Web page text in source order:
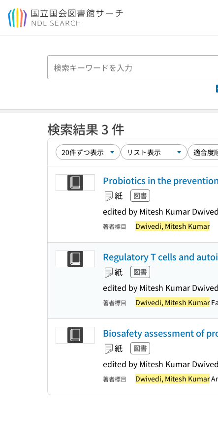
本文へ移動
検索結果 3 件
Probiotics in the
紙 図書
edited by Mitesh Kumar
著者標目 Dwivedi, Mitesh Kumar
Regulatory T cells and
紙 図書
edited by Mitesh Kumar
著者標目 Dwivedi, Mitesh Kumar
Biosafety assessment of
紙 図書
edited by Mitesh Kumar
著者標目 Dwivedi, Mitesh Kumar